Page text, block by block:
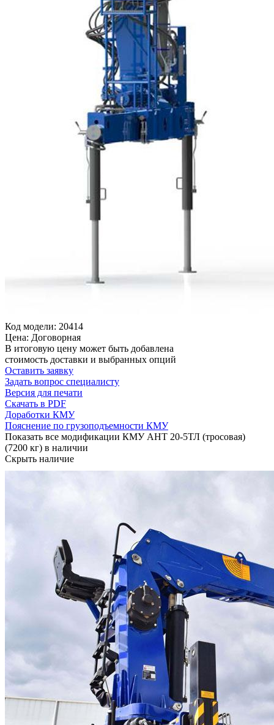
Код модели: 20414
Цена: Договорная
В итоговую цену может быть добавлена
стоимость доставки и выбранных опций
Оставить заявку
Задать вопрос специалисту
Версия для печати
Скачать в PDF
Доработки КМУ
Пояснение по грузоподъемности КМУ
Показать все модификации КМУ АНТ 20-5ТЛ (тросовая)
(7200 кг) в наличии
Скрыть наличие